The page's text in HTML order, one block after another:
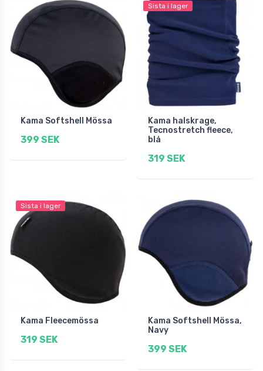
Kama Softshell Mössa
399 SEK
Sista i lager
Kama halskrage,
Tecnostretch fleece,
blå
319 SEK
Sista i lager
Kama Fleecemössa
319 SEK
Kama Softshell Mössa,
Navy
399 SEK